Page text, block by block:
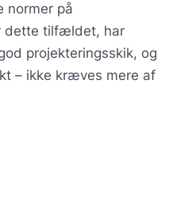
normer på
dette tilfældet, har
projekteringsskik, og
– ikke kræves mere af